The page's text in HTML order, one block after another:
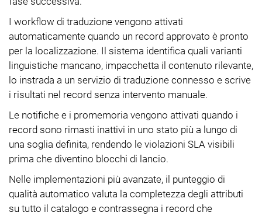
I workflow di traduzione vengono attivati
automaticamente quando un record approvato è pronto
per la localizzazione. Il sistema identifica quali varianti
linguistiche mancano, impacchetta il contenuto rilevante,
lo instrada a un servizio di traduzione connesso e scrive
i risultati nel record senza intervento manuale.
Le notifiche e i promemoria vengono attivati quando i
record sono rimasti inattivi in uno stato più a lungo di
una soglia definita, rendendo le violazioni SLA visibili
prima che diventino blocchi di lancio.
Nelle implementazioni più avanzate, il punteggio di
qualità automatico valuta la completezza degli attributi
su tutto il catalogo e contrassegna i record che